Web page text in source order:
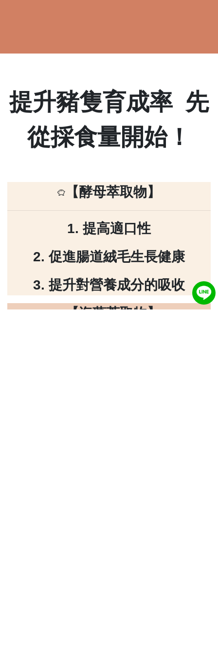
​​​​​​提升豬隻育成率 先
從採食量開始！
【酵母萃取物】
1. 提高適口性
2. 促進腸道絨毛生長健康
3. 提升對營養成分的吸收
【海藻萃取物】